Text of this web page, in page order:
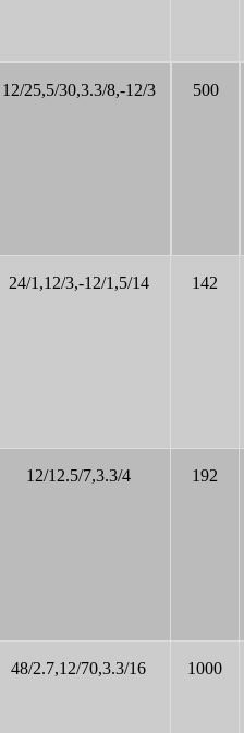
12/25,5/30,3.3/8,-12/3 500
24/1,12/3,-12/1,5/14 142
12/12.5/7,3.3/4 192
48/2.7,12/70,3.3/16 1000